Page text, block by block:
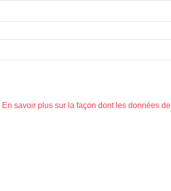
En savoir plus sur la façon dont les données de